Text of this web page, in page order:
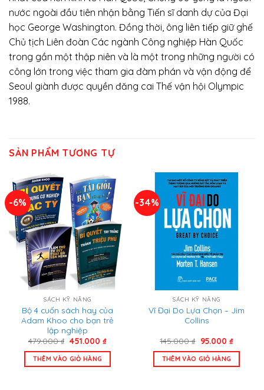
nước ngoài đầu tiên nhận bằng Tiến sĩ danh dự của Đại
học George Washington. Đồng thời, ông liên tiếp giữ ghế
Chủ tịch Liên đoàn Các ngành Công nghiệp Hàn Quốc
trong gần một thập niên và là một trong những người có
công lớn trong việc tham gia đàm phán và vận động để
Seoul giành được quyền đăng cai Thế vận hội Olympic
1988.
SẢN PHẨM TƯƠNG TỰ
-6%
SÁCH KỸ NĂNG
Bộ 4 cuốn sách hay của
Adam Khoo cho bạn trẻ
lập nghiệp
479.000₫ Giá
là:
479.000 ₫.
451.000₫Giá
tại
THÊM VÀO GIỎ HÀNG
-34%
SÁCH KỸ NĂNG
Vĩ Đại Do Lựa Chọn – Jim
Collins
145.000₫ Giá
là:
145.000 ₫.
95.000 ₫Giá
tại
THÊM VÀO GIỎ HÀNG